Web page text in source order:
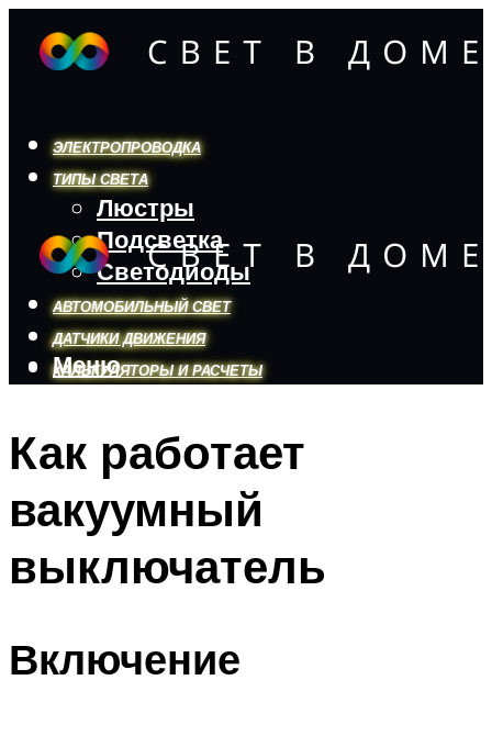
ЭЛЕКТРОПРОВОДКА
ТИПЫ СВЕТА
Люстры
Подсветка
Светодиоды
АВТОМОБИЛЬНЫЙ СВЕТ
ДАТЧИКИ ДВИЖЕНИЯ
КАЛЬКУЛЯТОРЫ И РАСЧЕТЫ
Меню
Меню
Как работает
вакуумный
выключатель
Включение